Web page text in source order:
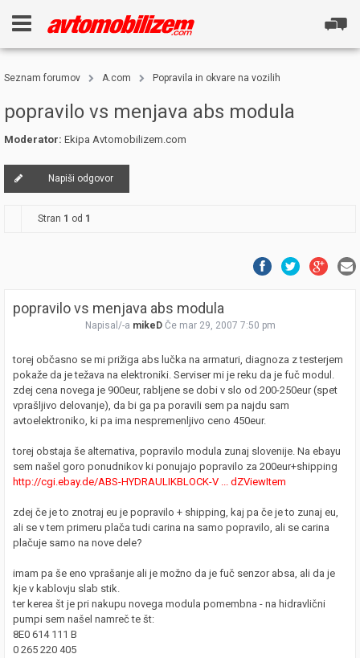
Seznam forumov A.com Popravila in okvare na vozilih
popravilo vs menjava abs modula
Moderator: Ekipa Avtomobilizem.com
Napiši odgovor
Stran 1 od 1
popravilo vs menjava abs modula
Napisal/-a mikeD Če mar 29, 2007 7:50 pm
torej občasno se mi prižiga abs lučka na armaturi, diagnoza z testerjem
pokaže da je težava na elektroniki. Serviser mi je reku da je fuč modul.
zdej cena novega je 900eur, rabljene se dobi v slo od 200-250eur (spet
vprašljivo delovanje), da bi ga pa poravili sem pa najdu sam
avtoelektroniko, ki pa ima nespremenljivo ceno 450eur.
torej obstaja še alternativa, popravilo modula zunaj slovenije. Na ebayu
sem našel goro ponudnikov ki ponujajo popravilo za 200eur+shipping
http://cgi.ebay.de/ABS-HYDRAULIKBLOCK-V ... dZViewItem
zdej če je to znotraj eu je popravilo + shipping, kaj pa če je to zunaj eu,
ali se v tem primeru plača tudi carina na samo popravilo, ali se carina
plačuje samo na nove dele?
imam pa še eno vprašanje ali je možno da je fuč senzor absa, ali da je
kje v kablovju slab stik.
ter kerea št je pri nakupu novega modula pomembna - na hidravlični
pumpi sem našel namreč te št:
8E0 614 111 B
0 265 220 405